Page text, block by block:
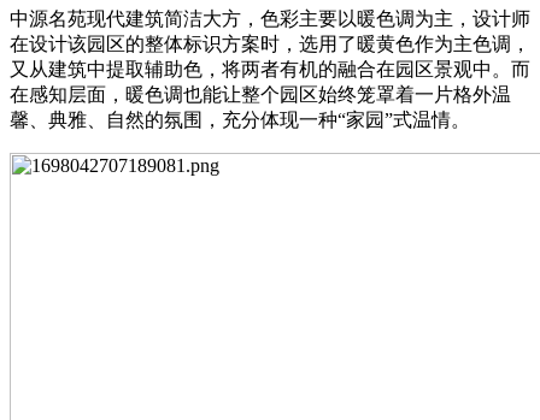
中源名苑现代建筑简洁大方，色彩主要以暖色调为主，设计师
在设计该园区的整体标识方案时，选用了暖黄色作为主色调，
又从建筑中提取辅助色，将两者有机的融合在园区景观中。而
在感知层面，暖色调也能让整个园区始终笼罩着一片格外温
馨、典雅、自然的氛围，充分体现一种“家园”式温情。